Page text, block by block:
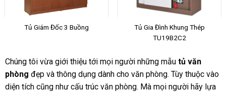
Tủ Giám Đốc 3 Buồng
Tủ Gia Đình Khung Thép
TU19B2C2
Chúng tôi vừa giới thiệu tới mọi người những mẫu tủ văn
phòng đẹp và thông dụng dành cho văn phòng. Tùy thuộc vào
diện tích cũng như cấu trúc văn phòng. Mà mọi người hãy lựa